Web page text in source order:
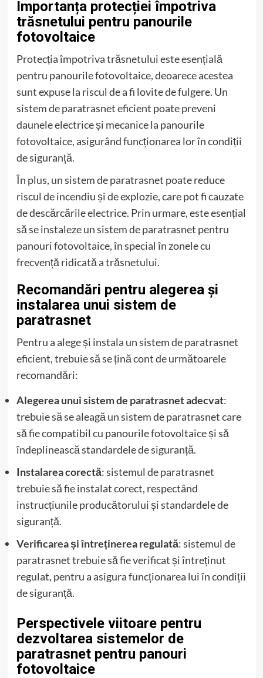
Importanța protecției împotriva
trăsnetului pentru panourile
fotovoltaice
Protecția împotriva trăsnetului este esențială
pentru panourile fotovoltaice, deoarece acestea
sunt expuse la riscul de a fi lovite de fulgere. Un
sistem de paratrasnet eficient poate preveni
daunele electrice și mecanice la panourile
fotovoltaice, asigurând funcționarea lor în condiții
de siguranță.
În plus, un sistem de paratrasnet poate reduce
riscul de incendiu și de explozie, care pot fi cauzate
de descărcările electrice. Prin urmare, este esențial
să se instaleze un sistem de paratrasnet pentru
panouri fotovoltaice, în special în zonele cu
frecvență ridicată a trăsnetului.
Recomandări pentru alegerea și
instalarea unui sistem de
paratrasnet
Pentru a alege și instala un sistem de paratrasnet
eficient, trebuie să se țină cont de următoarele
recomandări:
Alegerea unui sistem de paratrasnet adecvat:
trebuie să se aleagă un sistem de paratrasnet care
să fie compatibil cu panourile fotovoltaice și să
îndeplinească standardele de siguranță.
Instalarea corectă: sistemul de paratrasnet
trebuie să fie instalat corect, respectând
instrucțiunile producătorului și standardele de
siguranță.
Verificarea și întreținerea regulată: sistemul de
paratrasnet trebuie să fie verificat și întreținut
regulat, pentru a asigura funcționarea lui în condiții
de siguranță.
Perspectivele viitoare pentru
dezvoltarea sistemelor de
paratrasnet pentru panouri
fotovoltaice